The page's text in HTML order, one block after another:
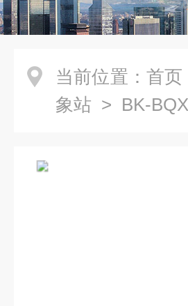
当前位置： 首页
象站 > BK-